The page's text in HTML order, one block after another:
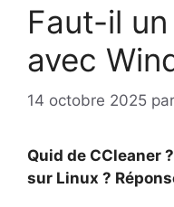
Faut-il
avec
14 octobre 2025 par
Quid de CCleaner
sur Linux ?